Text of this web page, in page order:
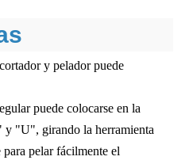
y pelador puede
puede colocarse en la
"U", girando la herramienta
pelar fácilmente el